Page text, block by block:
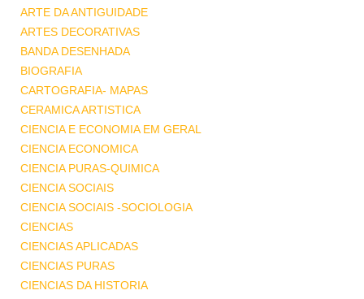
ARTE DA ANTIGUIDADE
ARTES DECORATIVAS
BANDA DESENHADA
BIOGRAFIA
CARTOGRAFIA- MAPAS
CERAMICA ARTISTICA
CIENCIA E ECONOMIA EM GERAL
CIENCIA ECONOMICA
CIENCIA PURAS-QUIMICA
CIENCIA SOCIAIS
CIENCIA SOCIAIS -SOCIOLOGIA
CIENCIAS
CIENCIAS APLICADAS
CIENCIAS PURAS
CIENCIAS DA HISTORIA